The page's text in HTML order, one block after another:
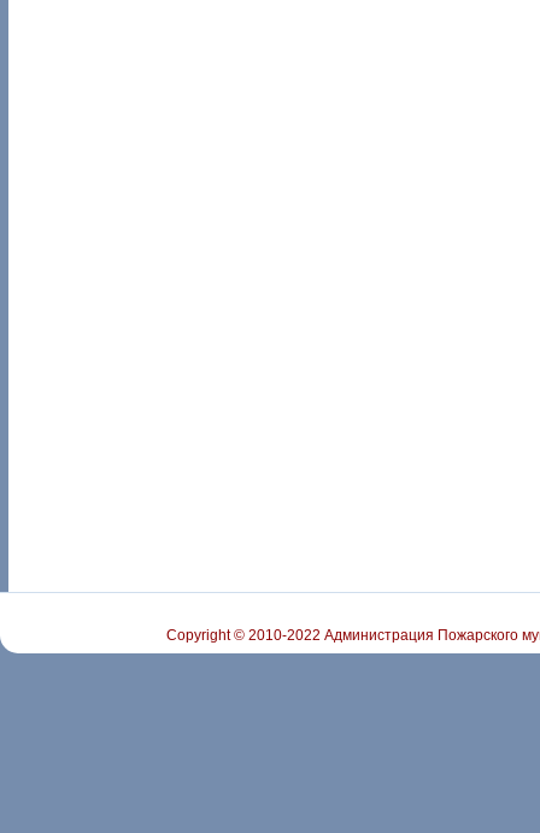
Copyright © 2010-2022 Администрация Пожарского